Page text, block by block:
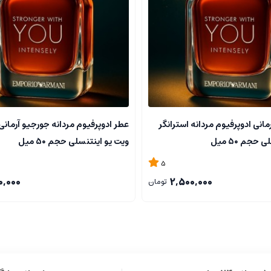
نفس بالا. رایحه ای مرکب از عناصر گلی، چوبی و مرکبات است که ترکیبی از
به نفس را در او تقویت می نماید.
ادوپرفیوم مردانه استرانگر
۵۰ میل
5
2,500,000 تومان
عطر ادوپرفیوم مردانه جورجیو
ویت یو اینتنسلی حجم ۵۰ میل